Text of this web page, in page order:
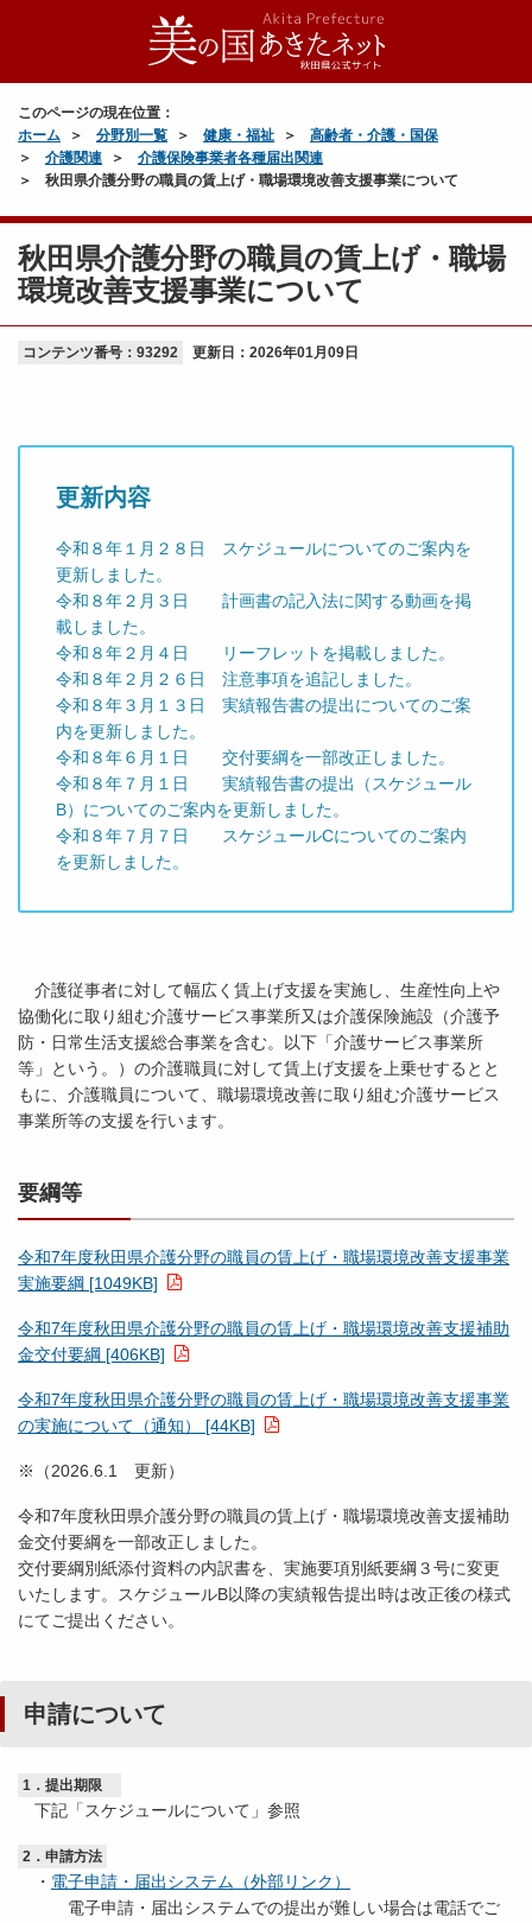
このページの現在位置：
ホーム
分野別一覧 健康・福祉
高齢者・介護・国保
介護関連
介護保険事業者各種届出関連
秋田県介護分野の職員の賃上げ・職場環境改善支援事業について
秋田県介護分野の職員の賃上げ・職場
環境改善支援事業について
コンテンツ番号：93292 更新日： 2026年01月09日
更新内容
令和８年１月２８日 スケジュールについてのご案内を
更新しました。
令和８年２月３日 計画書の記入法に関する動画を掲
載しました。
令和８年２月４日 リーフレットを掲載しました。
令和８年２月２６日 注意事項を追記しました。
令和８年３月１３日 実績報告書の提出についてのご案
内を更新しました。
令和８年６月１日 交付要綱を一部改正しました。
令和８年７月１日 実績報告書の提出（スケジュール
B）についてのご案内を更新しました。
令和８年７月７日 スケジュールCについてのご案内
を更新しました。
介護従事者に対して幅広く賃上げ支援を実施し、生産性向上や
協働化に取り組む介護サービス事業所又は介護保険施設（介護予
防・日常生活支援総合事業を含む。以下「介護サービス事業所
等」という。）の介護職員に対して賃上げ支援を上乗せするとと
もに、介護職員について、職場環境改善に取り組む介護サービス
事業所等の支援を行います。
要綱等
令和7年度秋田県介護分野の職員の賃上げ・職場環境改善支援事業
実施要綱 [1049KB]
令和7年度秋田県介護分野の職員の賃上げ・職場環境改善支援補助
金交付要綱 [406KB]
令和7年度秋田県介護分野の職員の賃上げ・職場環境改善支援事業
の実施について（通知） [44KB]
※（2026.6.1 更新）
令和7年度秋田県介護分野の職員の賃上げ・職場環境改善支援補助
金交付要綱を一部改正しました。
交付要綱別紙添付資料の内訳書を、実施要項別紙要綱３号に変更
いたします。スケジュールB以降の実績報告提出時は改正後の様式
にてご提出ください。
申請について
1．提出期限
下記「スケジュールについて」参照
2．申請方法
・ 電子申請・届出システム（外部リンク）
電子申請・届出システムでの提出が難しい場合は電話でご